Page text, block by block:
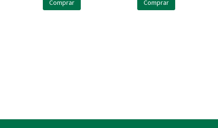
Comprar Comprar